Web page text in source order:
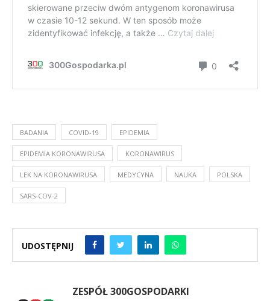
BADANIA COVID-19 EPIDEMIA
EPIDEMIA KORONAWIRUSA KORONAWIRUS
LEK NA KORONAWIRUSA MEDYCYNA NAUKA POLSKA
SARS-COV-2
UDOSTĘPNIJ
ZESPÓŁ 300GOSPODARKI